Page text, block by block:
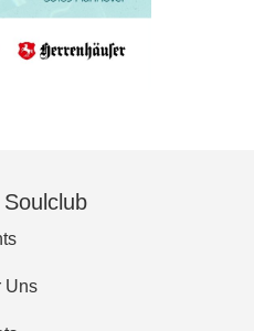
Uns